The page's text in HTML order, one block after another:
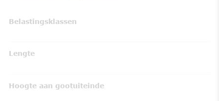
Belastingsklassen
Lengte
Hoogte aan gootuiteinde